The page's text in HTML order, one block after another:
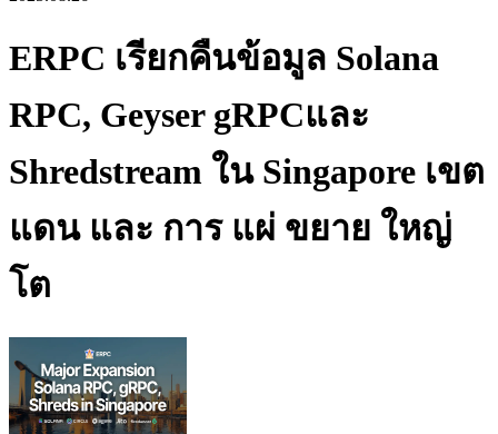
ERPC เรียกคืนข้อมูล Solana
RPC, Geyser gRPCและ
Shredstream ใน Singapore เขต
แดน และ การ แผ่ ขยาย ใหญ่
โต